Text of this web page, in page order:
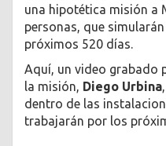
una hipotética misión a
personas, que
próximos 520 días.
Aquí, un video grabado
la misión, Diego Urbina
dentro de las
trabajarán por los